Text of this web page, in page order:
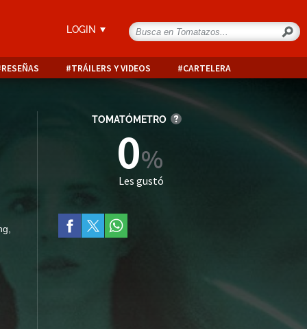
LOGIN
RESEÑAS TRÁILERS Y VIDEOS CARTELERA
TOMATÓMETRO
0
Les gustó